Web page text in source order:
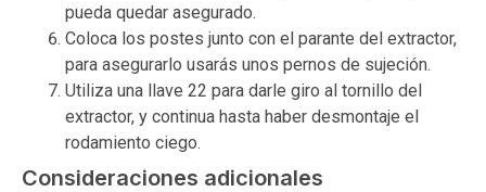
pueda quedar asegurado.
Coloca los postes junto con el parante del extractor,
para asegurarlo usarás unos pernos de sujeción.
Utiliza una llave 22 para darle giro al tornillo del
extractor, y continua hasta haber desmontaje el
rodamiento ciego.
Consideraciones adicionales